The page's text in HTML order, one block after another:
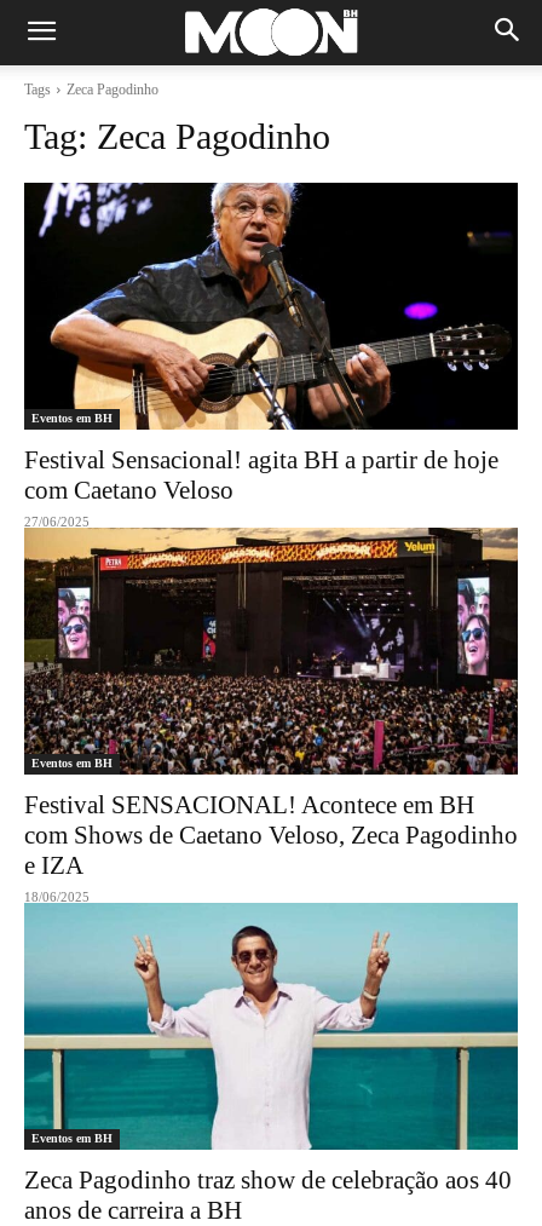
Tags Zeca Pagodinho
Tag: Zeca Pagodinho
Eventos em BH
Festival Sensacional! agita BH a partir de hoje
com Caetano Veloso
27/06/2025
Eventos em BH
Festival SENSACIONAL! Acontece em BH
com Shows de Caetano Veloso, Zeca Pagodinho
e IZA
18/06/2025
Eventos em BH
Zeca Pagodinho traz show de celebração aos 40
anos de carreira a BH